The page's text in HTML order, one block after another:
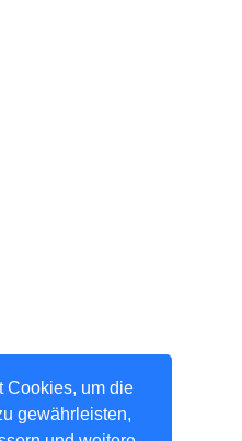
Cookies, um die
gewährleisten,